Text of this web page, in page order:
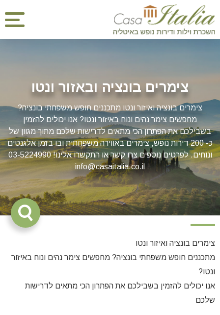
צימרים בונציה ובאזור ונטו
צימרים בונציה ואיזור ונטו מתכננים חופש משפחתי בונציה?
מחפשים צימר נהים ונוח באיזור ונטו? אנו יכולים להזמין
בשבילכם את הפתרון הכי מתאים לדרישות שלכם מתוך מגוון של
כ- 200 דירות נופש, צימרים באווירה משפחתית ובו בזמן אלגנטים
ונוחים. לפרטים נוספים צרו קשר או התקשרו אלינו! 03-5224990
info@casaitalia.co.il
צימרים בונציה ואיזור ונטו
מתכננים חופש משפחתי בונציה? מחפשים צימר נהים ונוח באיזור
ונטו?
אנו יכולים להזמין בשבילכם את הפתרון הכי מתאים לדרישות
שלכם